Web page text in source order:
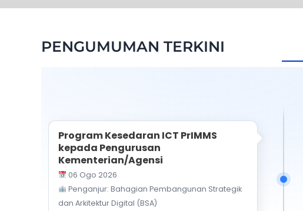
PENGUMUMAN TERKINI
Program Kesedaran ICT PrIMMS
kepada Pengurusan
Kementerian/Agensi
06 Ogo 2026
Penganjur: Bahagian Pembangunan Strategik
dan Arkitektur Digital (BSA)